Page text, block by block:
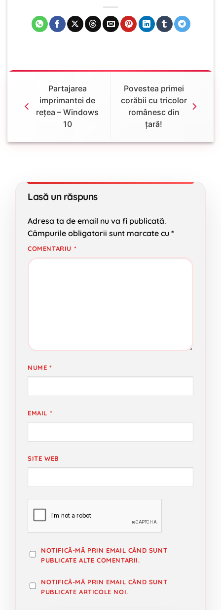
Partajarea
imprimantei de
rețea – Windows
10
Povestea primei
corăbii cu tricolor
românesc din
țară!
Lasă un răspuns
Adresa ta de email nu va fi publicată.
Câmpurile obligatorii sunt marcate cu *
COMENTARIU *
NUME *
EMAIL *
SITE WEB
NOTIFICĂ-MĂ PRIN EMAIL CÂND SUNT
PUBLICATE ALTE COMENTARII.
NOTIFICĂ-MĂ PRIN EMAIL CÂND SUNT
PUBLICATE ARTICOLE NOI.